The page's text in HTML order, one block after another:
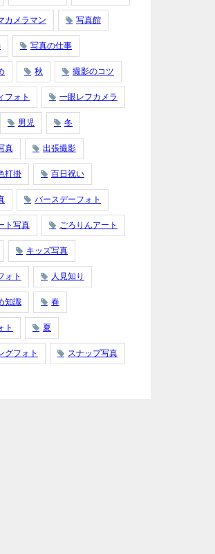
カメラマン 写真館
写真の仕事
秋 撮影のコツ
フォト 一眼レフカメラ
男児 冬
真 出張撮影
打掛 百日祝い
バースデーフォト
ト写真 ごろりんアート
キッズ写真
ォト 人見知り
知識 春
ト 夏
グフォト スナップ写真